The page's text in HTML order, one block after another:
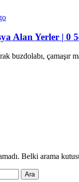
Alan Yerler | 0
buzdolabı, çamaşır
Belki arama